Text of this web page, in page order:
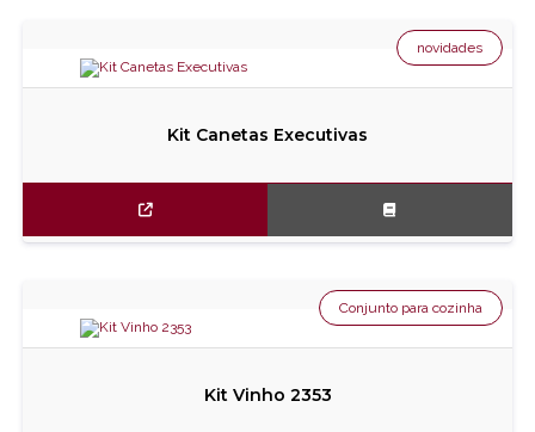
Kit Canetas Executivas
novidades
Kit Vinho 2353
Conjunto para cozinha